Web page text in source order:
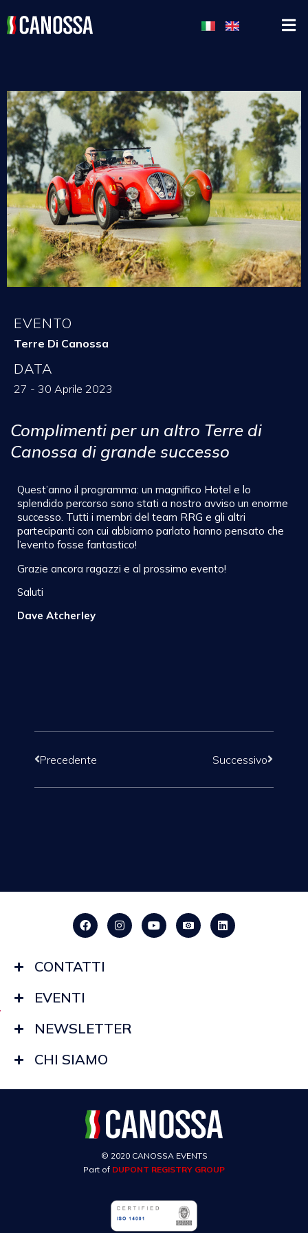
EVENTO
Terre Di Canossa
DATA
27 - 30 Aprile 2023
Complimenti per un altro Terre di
Canossa di grande successo
Quest’anno il programma: un magnifico Hotel e lo
splendido percorso sono stati a nostro avviso un enorme
successo. Tutti i membri del team RRG e gli altri
partecipanti con cui abbiamo parlato hanno pensato che
l’evento fosse fantastico!
Grazie ancora ragazzi e al prossimo evento!
Saluti
Dave Atcherley
Precedente Successivo
CONTATTI
EVENTI
NEWSLETTER
CHI SIAMO
© 2020 CANOSSA EVENTS
Part of DUPONT REGISTRY GROUP